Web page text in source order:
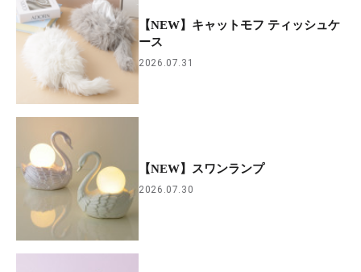
【NEW】キャットモフ ティッシュケ
ース
2026.07.31
【NEW】スワンランプ
2026.07.30